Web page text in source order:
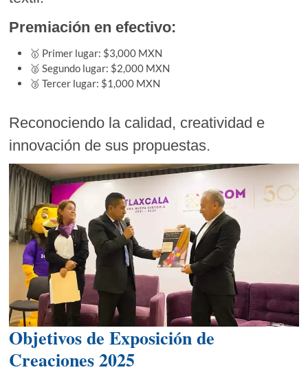
Premiación en efectivo:
🥇 Primer lugar: $3,000 MXN
🥈 Segundo lugar: $2,000 MXN
🥉 Tercer lugar: $1,000 MXN
Reconociendo la calidad, creatividad e
innovación de sus propuestas.
Objetivos de Exposición de
Creaciones 2025